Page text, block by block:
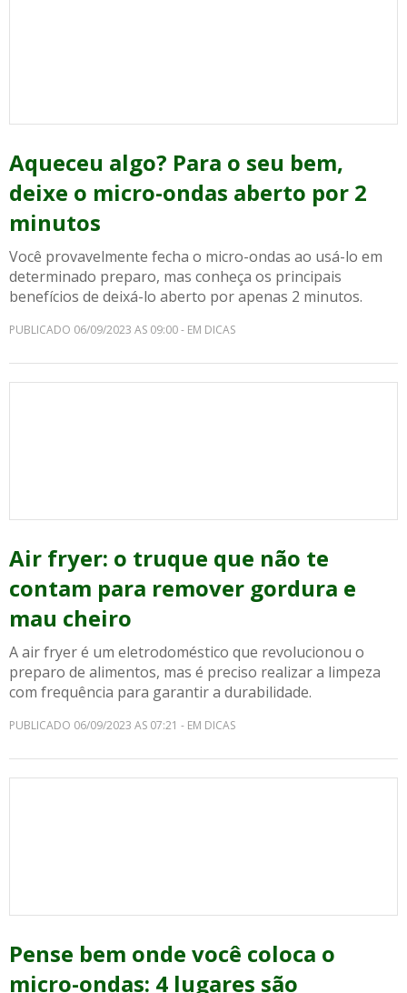
Aqueceu algo? Para o seu bem,
deixe o micro-ondas aberto por 2
minutos
Você provavelmente fecha o micro-ondas ao usá-lo em
determinado preparo, mas conheça os principais
benefícios de deixá-lo aberto por apenas 2 minutos.
PUBLICADO 06/09/2023 AS 09:00 - EM DICAS
Air fryer: o truque que não te
contam para remover gordura e
mau cheiro
A air fryer é um eletrodoméstico que revolucionou o
preparo de alimentos, mas é preciso realizar a limpeza
com frequência para garantir a durabilidade.
PUBLICADO 06/09/2023 AS 07:21 - EM DICAS
Pense bem onde você coloca o
micro-ondas: 4 lugares são